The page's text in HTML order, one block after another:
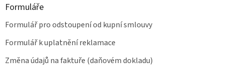
Formuláře
Formulář pro odstoupení od kupní smlouvy
Formulář k uplatnění reklamace
Změna údajů na faktuře (daňovém dokladu)